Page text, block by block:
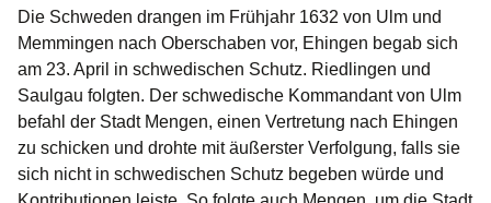
Die Schweden drangen im Frühjahr 1632 von Ulm und
Memmingen nach Oberschaben vor, Ehingen begab sich
am 23. April in schwedischen Schutz. Riedlingen und
Saulgau folgten. Der schwedische Kommandant von Ulm
befahl der Stadt Mengen, einen Vertretung nach Ehingen
zu schicken und drohte mit äußerster Verfolgung, falls sie
sich nicht in schwedischen Schutz begeben würde und